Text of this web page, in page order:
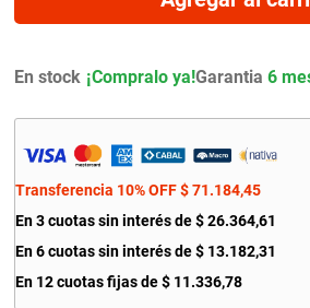
En stock Garantia 6
Transferencia 10% OFF $ 71.184,45
En 3 cuotas sin interés de $ 26.364,61
En 6 cuotas sin interés de$ 13.182,31
En 12 cuotas fijas de $ 11.336,78